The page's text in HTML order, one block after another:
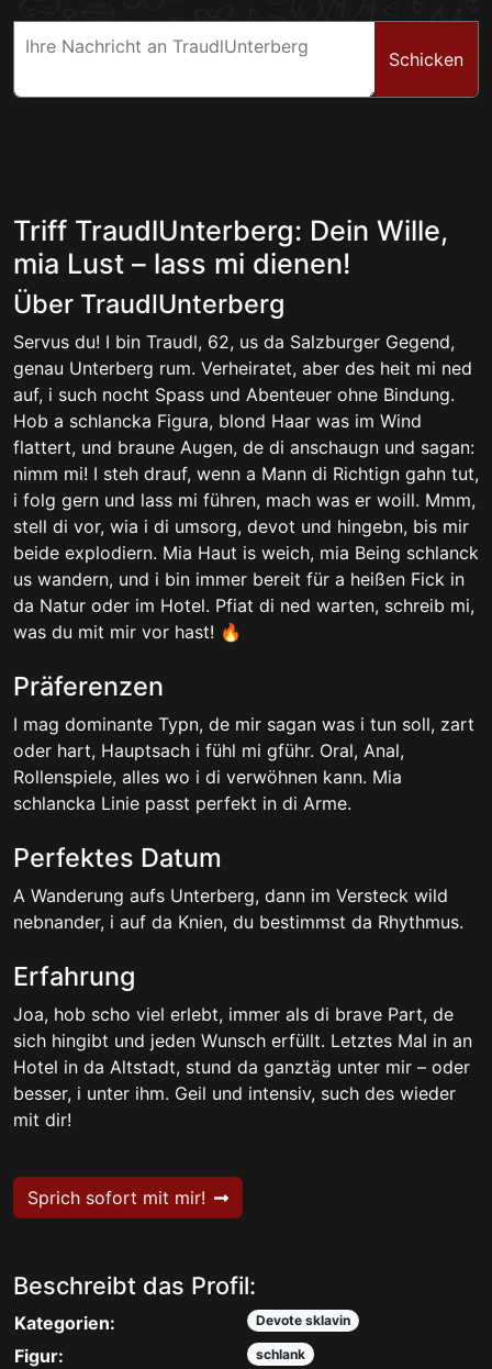
Schicken
Triff TraudlUnterberg: Dein Wille,
mia Lust – lass mi dienen!
Über TraudlUnterberg
Servus du! I bin Traudl, 62, us da Salzburger Gegend,
genau Unterberg rum. Verheiratet, aber des heit mi ned
auf, i such nocht Spass und Abenteuer ohne Bindung.
Hob a schlancka Figura, blond Haar was im Wind
flattert, und braune Augen, de di anschaugn und sagan:
nimm mi! I steh drauf, wenn a Mann di Richtign gahn tut,
i folg gern und lass mi führen, mach was er woill. Mmm,
stell di vor, wia i di umsorg, devot und hingebn, bis mir
beide explodiern. Mia Haut is weich, mia Being schlanck
us wandern, und i bin immer bereit für a heißen Fick in
da Natur oder im Hotel. Pfiat di ned warten, schreib mi,
was du mit mir vor hast! 🔥
Präferenzen
I mag dominante Typn, de mir sagan was i tun soll, zart
oder hart, Hauptsach i fühl mi gführ. Oral, Anal,
Rollenspiele, alles wo i di verwöhnen kann. Mia
schlancka Linie passt perfekt in di Arme.
Perfektes Datum
A Wanderung aufs Unterberg, dann im Versteck wild
nebnander, i auf da Knien, du bestimmst da Rhythmus.
Erfahrung
Joa, hob scho viel erlebt, immer als di brave Part, de
sich hingibt und jeden Wunsch erfüllt. Letztes Mal in an
Hotel in da Altstadt, stund da ganztäg unter mir – oder
besser, i unter ihm. Geil und intensiv, such des wieder
mit dir!
Sprich sofort mit mir!
Beschreibt das Profil:
Kategorien: Devote sklavin
Figur: schlank